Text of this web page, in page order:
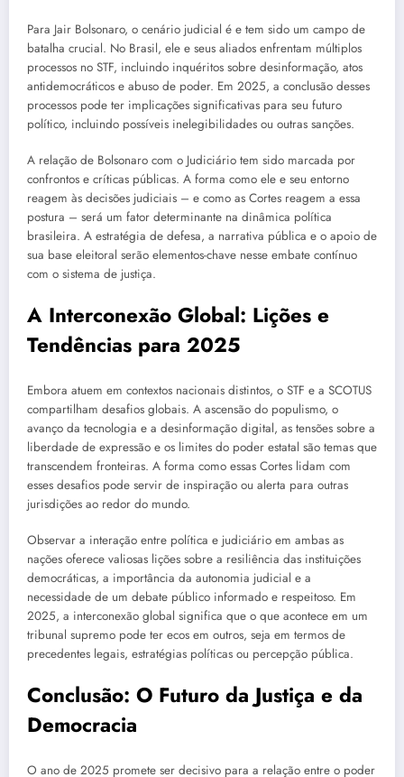
Para Jair Bolsonaro, o cenário judicial é e tem sido um campo de
batalha crucial. No Brasil, ele e seus aliados enfrentam múltiplos
processos no STF, incluindo inquéritos sobre desinformação, atos
antidemocráticos e abuso de poder. Em 2025, a conclusão desses
processos pode ter implicações significativas para seu futuro
político, incluindo possíveis inelegibilidades ou outras sanções.
A relação de Bolsonaro com o Judiciário tem sido marcada por
confrontos e críticas públicas. A forma como ele e seu entorno
reagem às decisões judiciais – e como as Cortes reagem a essa
postura – será um fator determinante na dinâmica política
brasileira. A estratégia de defesa, a narrativa pública e o apoio de
sua base eleitoral serão elementos-chave nesse embate contínuo
com o sistema de justiça.
A Interconexão Global: Lições e
Tendências para 2025
Embora atuem em contextos nacionais distintos, o STF e a SCOTUS
compartilham desafios globais. A ascensão do populismo, o
avanço da tecnologia e a desinformação digital, as tensões sobre a
liberdade de expressão e os limites do poder estatal são temas que
transcendem fronteiras. A forma como essas Cortes lidam com
esses desafios pode servir de inspiração ou alerta para outras
jurisdições ao redor do mundo.
Observar a interação entre política e judiciário em ambas as
nações oferece valiosas lições sobre a resiliência das instituições
democráticas, a importância da autonomia judicial e a
necessidade de um debate público informado e respeitoso. Em
2025, a interconexão global significa que o que acontece em um
tribunal supremo pode ter ecos em outros, seja em termos de
precedentes legais, estratégias políticas ou percepção pública.
Conclusão: O Futuro da Justiça e da
Democracia
O ano de 2025 promete ser decisivo para a relação entre o poder